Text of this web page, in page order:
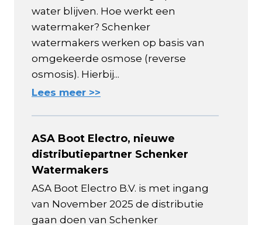
water blijven. Hoe werkt een
watermaker? Schenker
watermakers werken op basis van
omgekeerde osmose (reverse
osmosis). Hierbij...
Lees meer >>
ASA Boot Electro, nieuwe
distributiepartner Schenker
Watermakers
ASA Boot Electro B.V. is met ingang
van November 2025 de distributie
gaan doen van Schenker